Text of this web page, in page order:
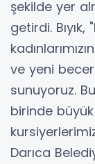
şekilde yer
getirdi.
ve yeni
sunuyoruz.
birinde
Darıca